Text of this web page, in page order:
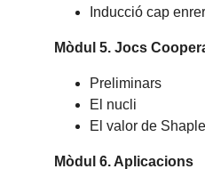
Inducció cap
Mòdul 5. Jocs
Preliminars
El nucli
El valor de
Mòdul 6. Aplicacions